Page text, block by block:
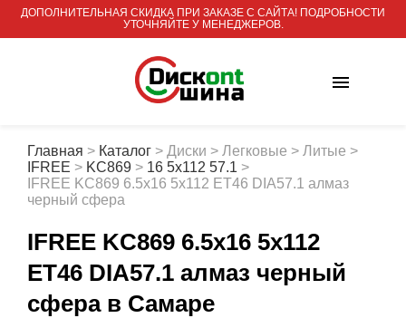
ДОПОЛНИТЕЛЬНАЯ СКИДКА ПРИ ЗАКАЗЕ С САЙТА! ПОДРОБНОСТИ
УТОЧНЯЙТЕ У МЕНЕДЖЕРОВ.
Главная > Каталог > Диски > Легковые > Литые >
IFREE > KC869 > 16 5x112 57.1 >
IFREE KC869 6.5x16 5x112 ET46 DIA57.1 алмаз
черный сфера
IFREE KC869 6.5x16 5x112
ET46 DIA57.1 алмаз черный
сферав Самаре